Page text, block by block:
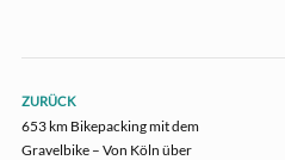
ZURÜCK
653 km Bikepacking mit dem
Gravelbike – Von Köln über